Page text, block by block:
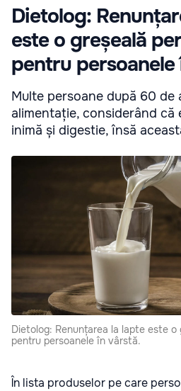
Dietolog:
este o greșeală
pentru persoanele
Multe persoane după 60 de
alimentație, considerând că
inimă și digestie, însă
Dietolog: Renunțarea la lapte este o
pentru persoanele în vârstă.
În lista produselor pe care